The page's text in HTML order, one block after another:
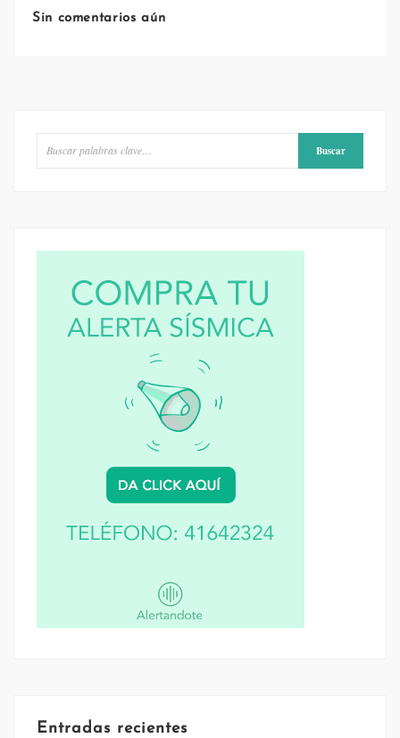
Sin comentarios aún
Entradas recientes